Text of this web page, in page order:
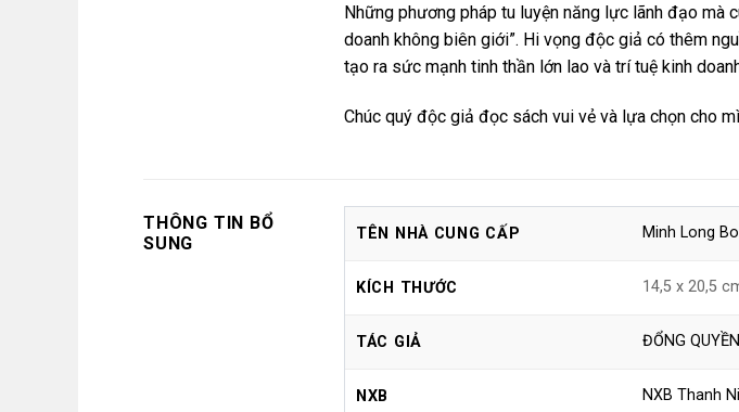
Những phương pháp tu luyện năng lực lãnh đạo mà
doanh không biên giới”. Hi vọng độc giả có thêm
tạo ra sức mạnh tinh thần lớn lao và trí tuệ kinh
Chúc quý độc giả đọc sách vui vẻ và lựa chọn cho
THÔNG TIN BỔ
SUNG
TÊN NHÀ CUNG CẤP Minh Long
KÍCH THƯỚC 14,5 x 20,5
TÁC GIẢ ĐỔNG QUYỀN
NXB NXB Thanh